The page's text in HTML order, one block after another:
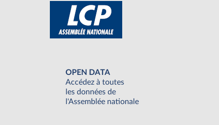
OPEN DATA
Accédez à toutes
les données de
l'Assemblée nationale